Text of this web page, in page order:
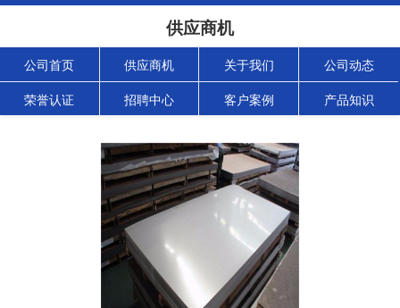
供应商机
公司首页 供应商机 关于我们 公司动态
荣誉认证 招聘中心 客户案例 产品知识